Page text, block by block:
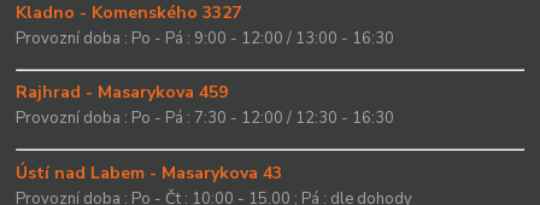
Kladno - Komenského 3327
Provozní doba : Po - Pá : 9:00 - 12:00 / 13:00 - 16:30
Rajhrad - Masarykova 459
Provozní doba : Po - Pá : 7:30 - 12:00 / 12:30 - 16:30
Ústí nad Labem - Masarykova 43
Provozní doba : Po - Čt : 10:00 - 15.00 ; Pá : dle dohody